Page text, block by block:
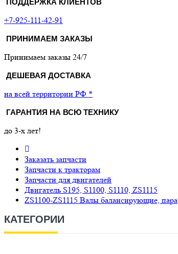
ПОДДЕРЖКА КЛИЕНТОВ
+7-925-111-42-91
ПРИНИМАЕМ ЗАКАЗЫ
Принимаем заказы 24/7
ДЕШЕВАЯ ДОСТАВКА
на всей территории РФ *
ГАРАНТИЯ НА ВСЮ ТЕХНИКУ
до 3-х лет!
Заказать запчасти
Запчасти к тракторам
Запчасти для двигателей
Двигатель S195, S1100, S1110, ZS1115
ZS1100-ZS1115 Валы балансирующие, пара
КАТЕГОРИИ